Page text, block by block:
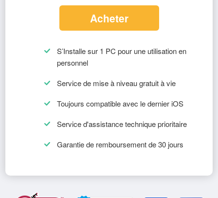
Acheter
S’Installe sur 1 PC pour une utilisation en
personnel
Service de mise à niveau gratuit à vie
Toujours compatible avec le dernier iOS
Service d'assistance technique prioritaire
Garantie de remboursement de 30 jours